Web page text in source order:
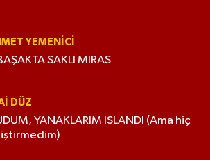
YEMENICI
SAKLI MİRAS
DÜZ
YANAKLARIM ISLANDI (Ama hiç